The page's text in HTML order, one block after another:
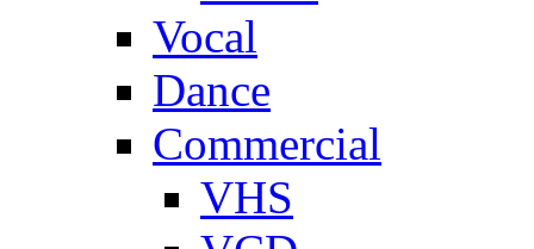
Vocal
Dance
Commercial
VHS